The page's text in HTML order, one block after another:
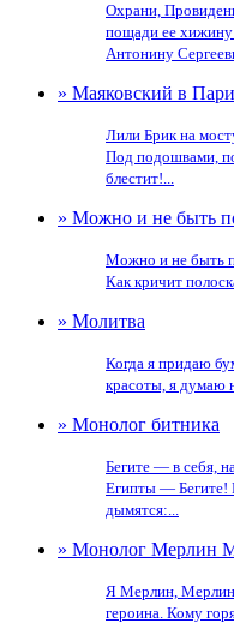
Охрани,
пощади ее
Антонину
» Маяковский в
Лили Брик на
Под подошвами,
блестит!...
» Можно и не быть
Можно и не быть
Как кричит
» Молитва
Когда я придаю
красоты, я думаю
» Монолог битника
Бегите — в себя,
Египты — Бегите!
дымятся:...
» Монолог Мерлин
Я Мерлин,
героина. Кому